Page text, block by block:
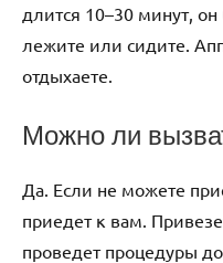
длится 10–30 минут,
лежите или сидите.
отдыхаете.
Можно ли
Да. Если не можете
приедет к вам.
проведет процедуры